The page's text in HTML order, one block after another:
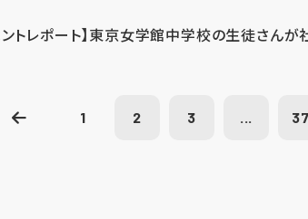
ントレポート】東京女学館中学校の生徒さん
1 2 3 ... 37